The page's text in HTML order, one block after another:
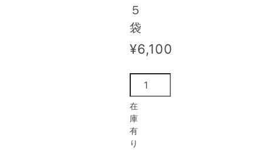
５
袋
¥6,100
在
庫
有
り